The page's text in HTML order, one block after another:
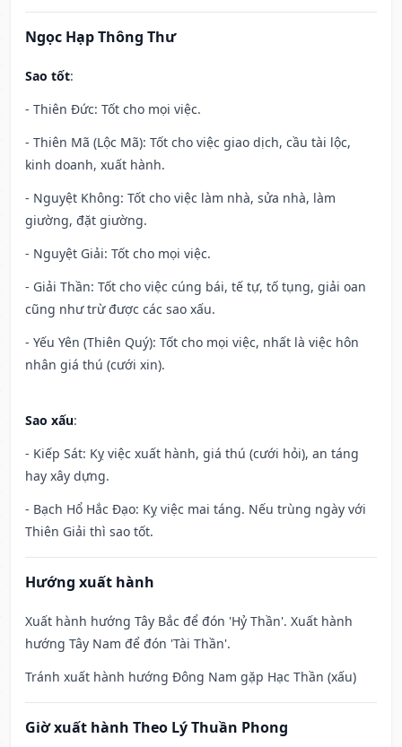
Ngọc Hạp Thông Thư
Sao tốt:
- Thiên Đức: Tốt cho mọi việc.
- Thiên Mã (Lộc Mã): Tốt cho việc giao dịch, cầu tài lộc,
kinh doanh, xuất hành.
- Nguyệt Không: Tốt cho việc làm nhà, sửa nhà, làm
giường, đặt giường.
- Nguyệt Giải: Tốt cho mọi việc.
- Giải Thần: Tốt cho việc cúng bái, tế tự, tố tụng, giải oan
cũng như trừ được các sao xấu.
- Yếu Yên (Thiên Quý): Tốt cho mọi việc, nhất là việc hôn
nhân giá thú (cưới xin).
Sao xấu:
- Kiếp Sát: Kỵ việc xuất hành, giá thú (cưới hỏi), an táng
hay xây dựng.
- Bạch Hổ Hắc Đạo: Kỵ việc mai táng. Nếu trùng ngày với
Thiên Giải thì sao tốt.
Hướng xuất hành
Xuất hành hướng Tây Bắc để đón 'Hỷ Thần'. Xuất hành
hướng Tây Nam để đón 'Tài Thần'.
Tránh xuất hành hướng Đông Nam gặp Hạc Thần (xấu)
Giờ xuất hành Theo Lý Thuần Phong